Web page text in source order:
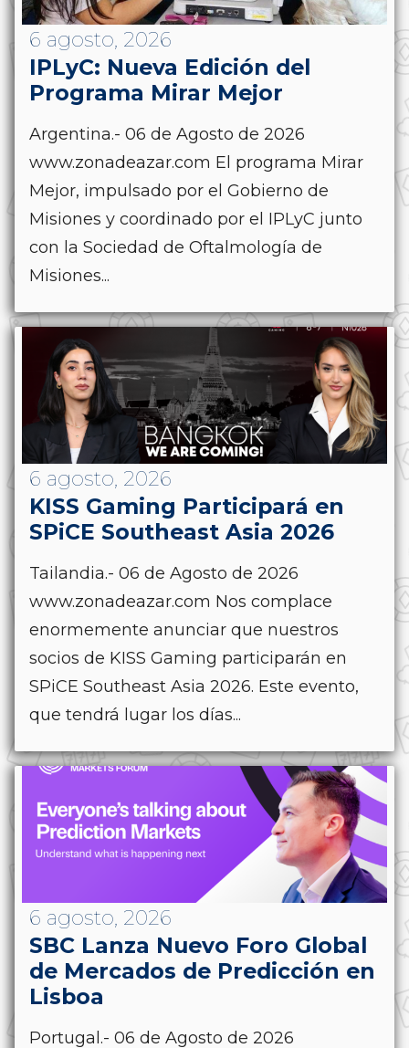
6 agosto, 2026
IPLyC: Nueva Edición del
Programa Mirar Mejor
Argentina.- 06 de Agosto de 2026
www.zonadeazar.com El programa Mirar
Mejor, impulsado por el Gobierno de
Misiones y coordinado por el IPLyC junto
con la Sociedad de Oftalmología de
Misiones...
6 agosto, 2026
KISS Gaming Participará en
SPiCE Southeast Asia 2026
Tailandia.- 06 de Agosto de 2026
www.zonadeazar.com Nos complace
enormemente anunciar que nuestros
socios de KISS Gaming participarán en
SPiCE Southeast Asia 2026. Este evento,
que tendrá lugar los días...
6 agosto, 2026
SBC Lanza Nuevo Foro Global
de Mercados de Predicción en
Lisboa
Portugal.- 06 de Agosto de 2026